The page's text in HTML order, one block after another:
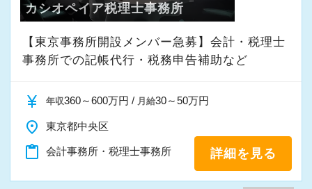
カシオペイア税理士事務所
【東京事務所開設メンバー急募】会計・税理士
事務所での記帳代行・税務申告補助など
currency_yen 年収360～600万円 / 月給30～50万円
place 東京都中央区
content_paste 会計事務所・税理士事務所 詳細を見る